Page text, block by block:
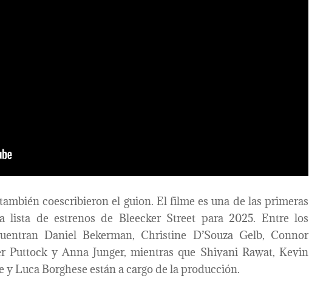
coescribieron el guion. El filme es una de las primeras
lista de estrenos de Bleecker Street para 2025. Entre los
Daniel Bekerman, Christine D’Souza Gelb, Connor
Puttock y Anna Junger, mientras que Shivani Rawat, Kevin
y Luca Borghese están a cargo de la producción.